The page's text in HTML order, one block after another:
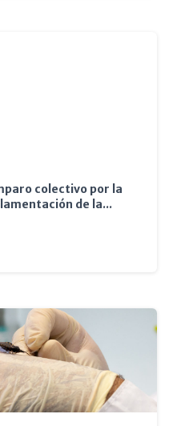
colectivo por la
de la...